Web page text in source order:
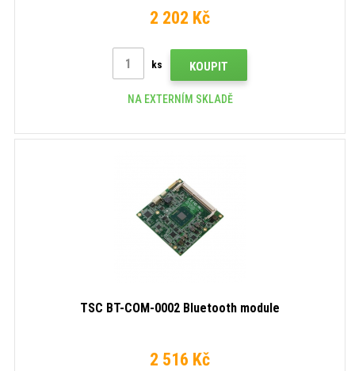
2 202 Kč
ks KOUPIT
NA EXTERNÍM SKLADĚ
TSC BT-COM-0002 Bluetooth module
2 516 Kč